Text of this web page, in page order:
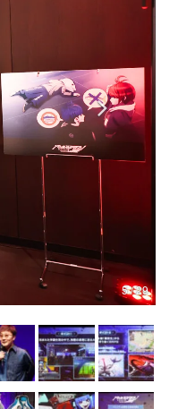
5 / 29